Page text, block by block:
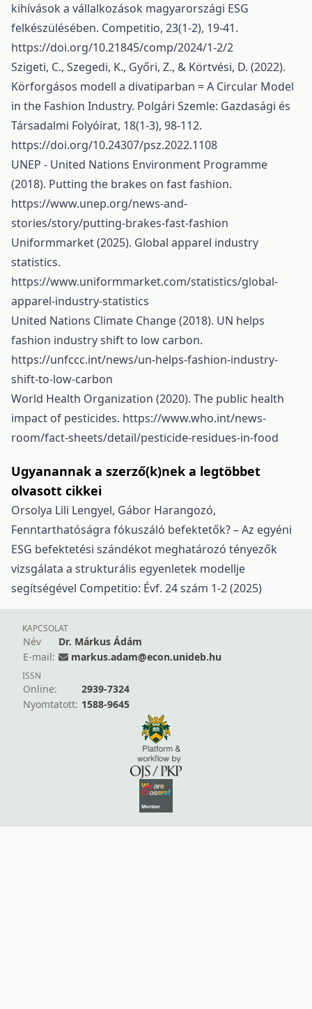
kihívások a vállalkozások magyarországi ESG
felkészülésében. Competitio, 23(1-2), 19-41.
https://doi.org/10.21845/comp/2024/1-2/2
Szigeti, C., Szegedi, K., Győri, Z., & Körtvési, D. (2022).
Körforgásos modell a divatiparban = A Circular Model
in the Fashion Industry. Polgári Szemle: Gazdasági és
Társadalmi Folyóirat, 18(1-3), 98-112.
https://doi.org/10.24307/psz.2022.1108
UNEP - United Nations Environment Programme
(2018). Putting the brakes on fast fashion.
https://www.unep.org/news-and-
stories/story/putting-brakes-fast-fashion
Uniformmarket (2025). Global apparel industry
statistics.
https://www.uniformmarket.com/statistics/global-
apparel-industry-statistics
United Nations Climate Change (2018). UN helps
fashion industry shift to low carbon.
https://unfccc.int/news/un-helps-fashion-industry-
shift-to-low-carbon
World Health Organization (2020). The public health
impact of pesticides. https://www.who.int/news-
room/fact-sheets/detail/pesticide-residues-in-food
Ugyanannak a szerző(k)nek a legtöbbet
olvasott cikkei
Orsolya Lili Lengyel, Gábor Harangozó,
Fenntarthatóságra fókuszáló befektetők? – Az egyéni
ESG befektetési szándékot meghatározó tényezők
vizsgálata a strukturális egyenletek modellje
segítségével Competitio: Évf. 24 szám 1-2 (2025)
KAPCSOLAT
Név
Dr. Márkus Ádám
E-mail:
markus.adam@econ.unideb.hu
ISSN
Online:
2939-7324
Nyomtatott: 1588-9645